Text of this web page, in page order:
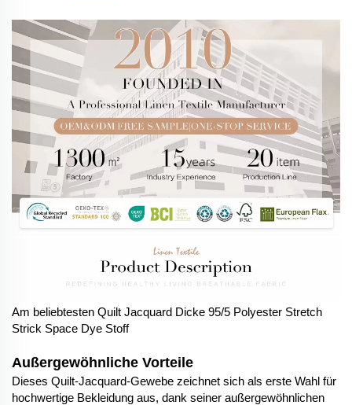
Am beliebtesten Quilt Jacquard Dicke 95/5 Polyester Stretch
Strick Space Dye Stoff
Außergewöhnliche Vorteile
Dieses Quilt-Jacquard-Gewebe zeichnet sich als erste Wahl für
hochwertige Bekleidung aus, dank seiner außergewöhnlichen